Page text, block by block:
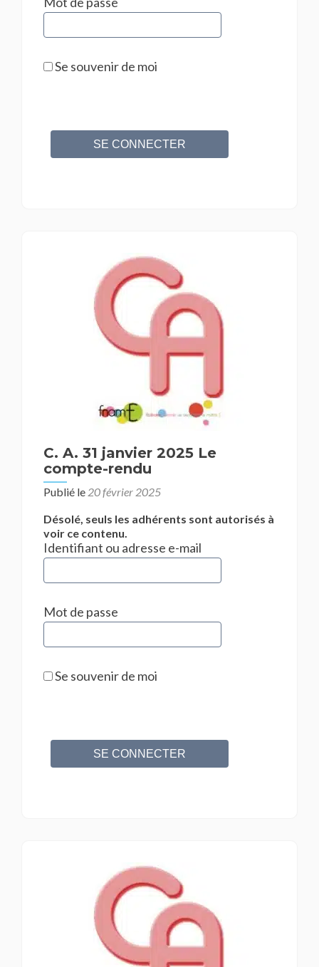
Se souvenir de moi
C. A. 31 janvier 2025 Le
compte-rendu
Publié le 20 février 2025
Désolé, seuls les adhérents sont autorisés à
voir ce contenu.
Identifiant ou adresse e-mail
Mot de passe
Se souvenir de moi